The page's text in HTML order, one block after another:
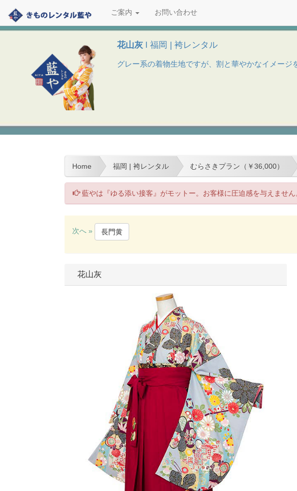
ご案内 お問い合わせ
花山灰 l 福岡 | 袴レンタル
グレー系の着物生地ですが、割と華やかなイメー
Home 福岡 | 袴レンタル むらさきプラン（￥36,000）
藍やは『ゆる添い接客』がモットー。お客様に圧迫感を与えません
次へ » 長門黄
花山灰